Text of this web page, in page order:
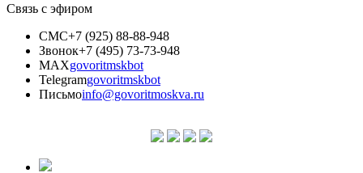
Связь с эфиром
СМС+7 (925) 88-88-948
Звонок+7 (495) 73-73-948
MAXgovoritmskbot
Telegramgovoritmskbot
Письмоinfo@govoritmoskva.ru